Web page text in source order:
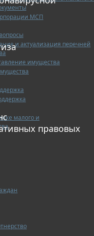
МСП
и актуализация перечней
имущества
малого и
правовых